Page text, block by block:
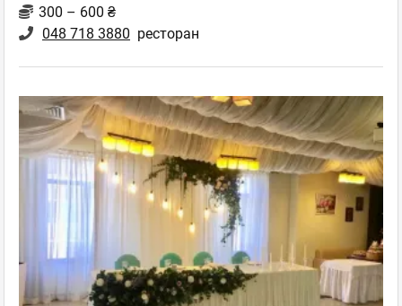
300 – 600 ₴
048 718 3880 ресторан